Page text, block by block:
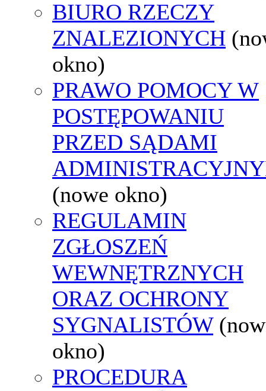
BIURO RZECZY
ZNALEZIONYCH
okno)
PRAWO POMOCY W
POSTĘPOWANIU
PRZED SĄDAMI
(nowe okno)
REGULAMIN
ZGŁOSZEŃ
WEWNĘTRZNYCH
ORAZ OCHRONY
SYGNALISTÓW
okno)
PROCEDURA